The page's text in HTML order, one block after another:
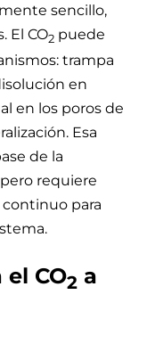
sencillo,
El CO2 puede
trampa
en
en los poros de
Esa
de la
requiere
para
CO2 a